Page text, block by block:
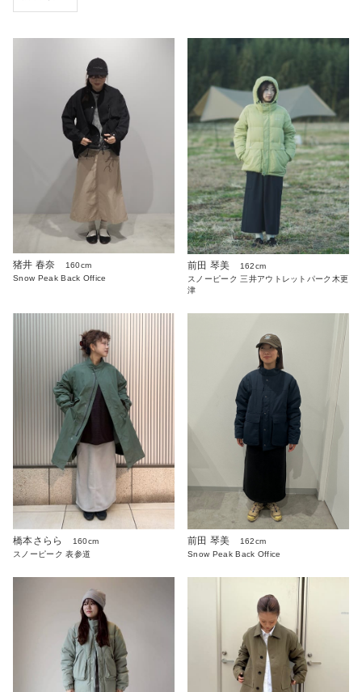
猪井 春奈
160cm
Snow Peak Back Office
前田 琴美
162cm
スノーピーク 三井アウトレットパーク木更
津
橋本さらら
160cm
スノーピーク 表参道
前田 琴美
162cm
Snow Peak Back Office